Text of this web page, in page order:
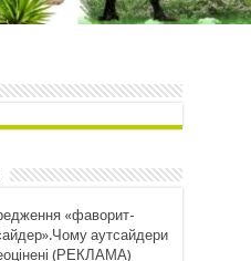
«фаворит-
аутсайдери
(РЕКЛАМА)